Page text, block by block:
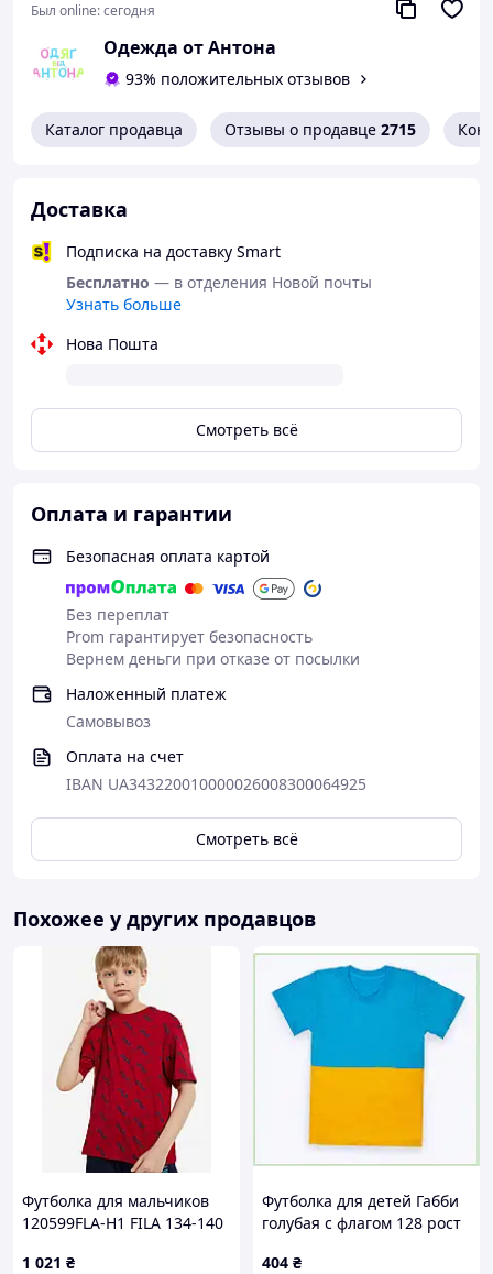
158-164
Допустимая погрешность
Ширина по
110-116
42-43
32
134-140
146-152
158-164
59-60
44
Наша особенность!
Мы производители! Можем обеспечить любое
количество , любые модели , принтование, и большой
Был online:сегодня
Одежда от Антона
93% положительных отзывов
Каталог продавца Отзывы о продавце 2715
Доставка
Подписка на доставку Smart
Бесплатно — в отделения Новой почты
Узнать больше
Нова Пошта
Смотреть всё
Оплата и гарантии
Безопасная оплата картой
Без переплат
Prom гарантирует безопасность
Вернем деньги при отказе от посылки
Наложенный платеж
Самовывоз
Оплата на счет
IBAN UA343220010000026008300064925
Смотреть всё
Похожее у других продавцов
Футболка для мальчиков
120599FLA-H1 FILA 134-140
H1
1 021 ₴
Футболка для детей Габби
голубая с флагом 128 рост
404 ₴